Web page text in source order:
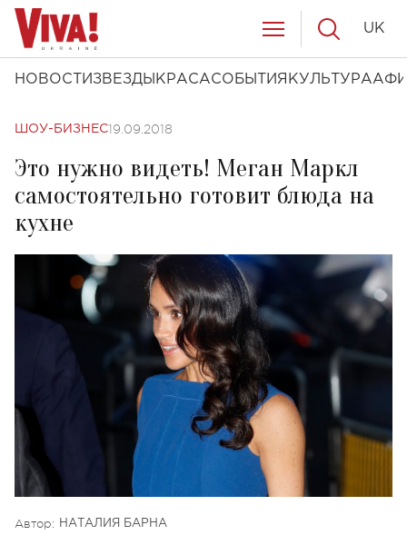
НОВОСТИ ЗВЕЗДЫ КРАСАСОБЫТИЯ КУЛЬТУРА
UK
ШОУ-БИЗНЕС19.09.2018
Это нужно видеть! Меган Маркл
самостоятельно готовит блюда на
кухне
Автор: НАТАЛИЯ БАРНА